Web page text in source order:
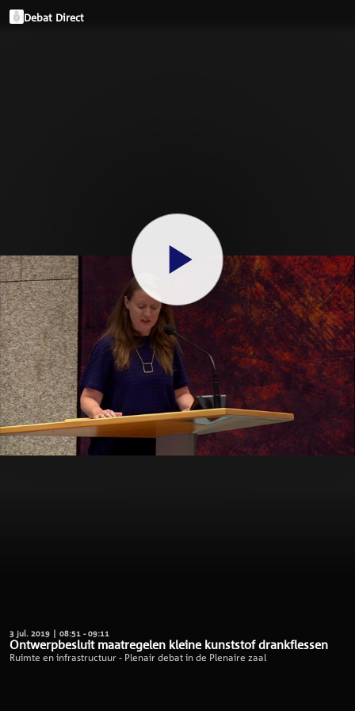
Debat Direct
3 jul. 2019 | 08:51 - 09:11
Ontwerpbesluit maatregelen kleine kunststof drankflessen
Ruimte en infrastructuur - Plenair debat in de Plenaire zaal